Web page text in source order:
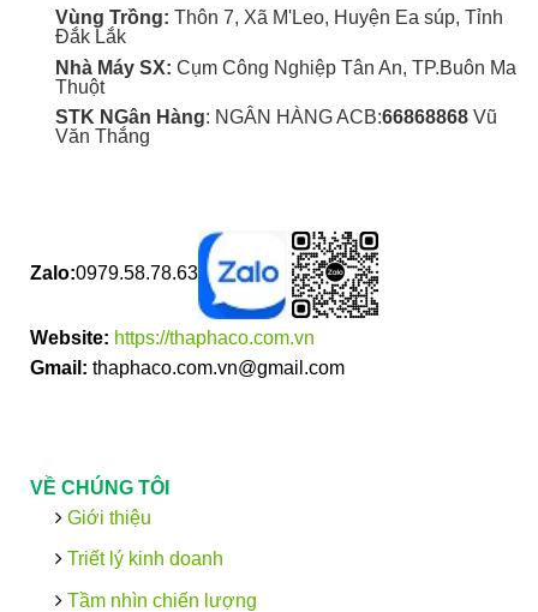
Vùng Trồng: Thôn 7, Xã M'Leo, Huyện Ea súp, Tỉnh
Đắk Lắk
Nhà Máy SX: Cụm Công Nghiệp Tân An, TP.Buôn Ma
Thuột
STK NGân Hàng: NGÂN HÀNG ACB:66868868Vũ
Văn Thắng
Zalo:0979.58.78.63
Website: https://thaphaco.com.vn
Gmail: thaphaco.com.vn@gmail.com
VỀ CHÚNG TÔI
Giới thiệu
Triết lý kinh doanh
Tầm nhìn chiến lượng